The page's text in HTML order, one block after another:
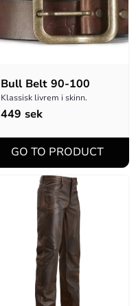
Bull Belt 90-100
Klassisk livrem i skinn.
449 sek